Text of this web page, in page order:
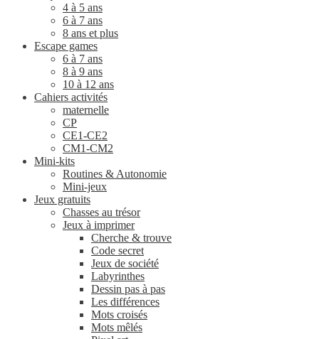
4 à 5 ans
6 à 7 ans
8 ans et plus
Escape games
6 à 7 ans
8 à 9 ans
10 à 12 ans
Cahiers activités
maternelle
CP
CE1-CE2
CM1-CM2
Mini-kits
Routines & Autonomie
Mini-jeux
Jeux gratuits
Chasses au trésor
Jeux à imprimer
Cherche & trouve
Code secret
Jeux de société
Labyrinthes
Dessin pas à pas
Les différences
Mots croisés
Mots mêlés